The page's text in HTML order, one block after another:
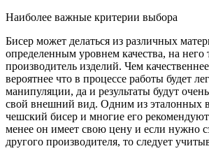
Наиболее важные критерии выбора
Бисер может делаться из различных
определенным уровнем качества, на него
производитель изделий. Чем
вероятнее что в процессе работы будет
манипуляции, да и результаты будут
свой внешний вид. Одним из эталонных
чешский бисер и многие его
менее он имеет свою цену и если нужно
другого производителя, то следует